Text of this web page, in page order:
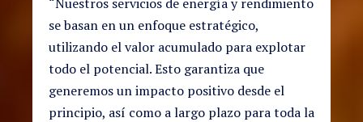
se basan en un enfoque estratégico,
utilizando el valor acumulado para explotar
todo el potencial. Esto garantiza que
generemos un impacto positivo desde el
principio, así como a largo plazo para toda la